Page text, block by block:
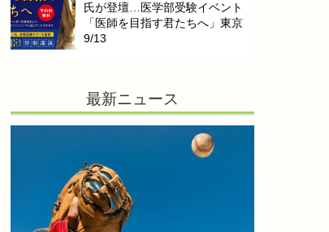
氏が登壇…医学部受験イベント
「医師を目指す君たちへ」東京
9/13
最新ニュース